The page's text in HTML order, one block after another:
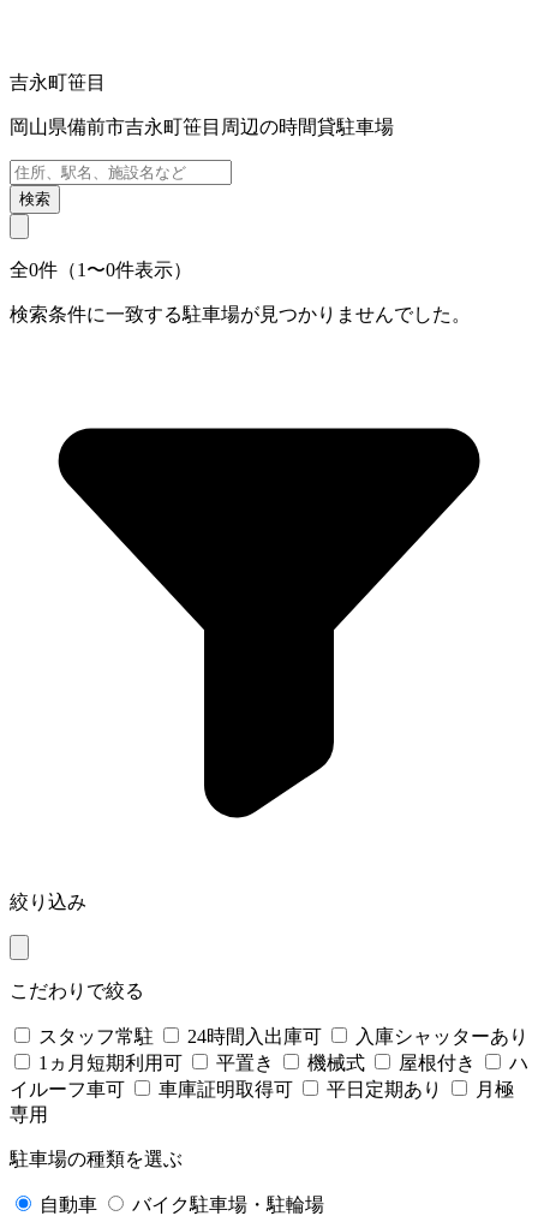
吉永町笹目
岡山県備前市吉永町笹目周辺の時間貸駐車場
検索
全0件（1〜0件表示）
検索条件に一致する駐車場が見つかりませんでした。
絞り込み
こだわりで絞る
スタッフ常駐 24時間入出庫可
入庫シャッターあり
1ヵ月短期利用可
平置き 機械式 屋根付き
ハ
イルーフ車可
車庫証明取得可 平日定期あり
月極
専用
駐車場の種類を選ぶ
自動車 バイク駐車場・駐輪場